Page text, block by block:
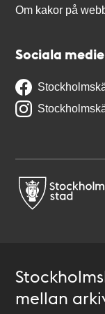
Om kakor på
Sociala
mellan